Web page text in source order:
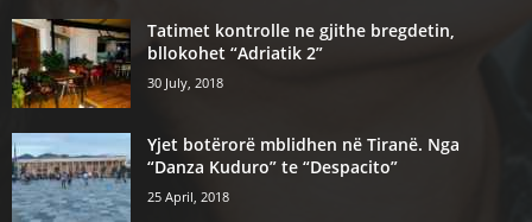
Tatimet kontrolle ne gjithe bregdetin,
bllokohet “Adriatik 2”
30 July, 2018
Yjet botërorë mblidhen në Tiranë. Nga
“Danza Kuduro” te “Despacito”
25 April, 2018